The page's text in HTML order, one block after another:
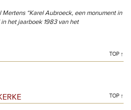
Mertens “Karel Aubroeck, een monument in
het jaarboek 1983 van het
TOP ↑
TOP ↑